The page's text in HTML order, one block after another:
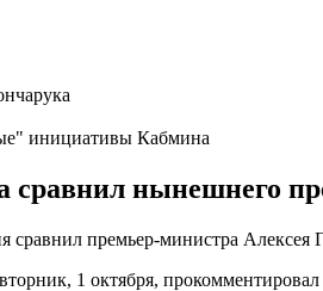
инициативы Кабмина
сравнил нынешнего
сравнил премьер-министра
1 октября,